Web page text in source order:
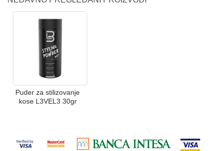
Puder za stilizovanje
kose L3VEL3 30gr